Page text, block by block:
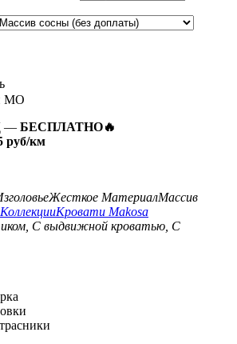
МО
— БЕСПЛАТНО🔥
руб/км
Жесткое МатериалМассив
КоллекцииКровати Makosa
С выдвижной кроватью, С